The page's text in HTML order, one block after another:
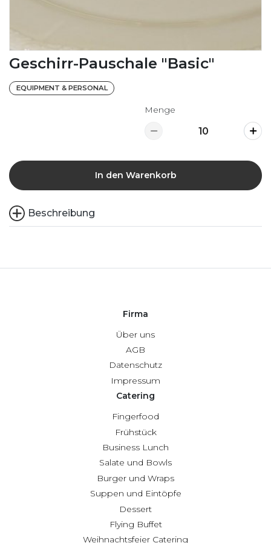
Geschirr-Pauschale "Basic"
EQUIPMENT & PERSONAL
Menge
In den Warenkorb
Beschreibung
Firma
Über uns
AGB
Datenschutz
Impressum
Catering
Fingerfood
Frühstück
Business Lunch
Salate und Bowls
Burger und Wraps
Suppen und Eintöpfe
Dessert
Flying Buffet
Weihnachtsfeier Catering